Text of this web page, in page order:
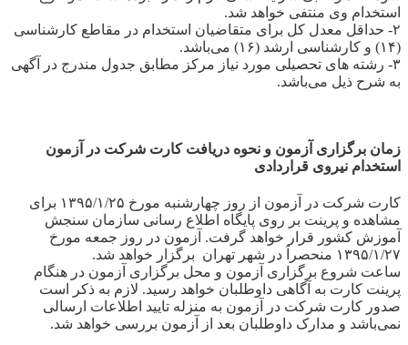
استخدام وی منتفی خواهد شد.
۲- حداقل معدل کل برای متقاضیان استخدام در مقاطع کارشناسی
(۱۴) و کارشناسی ارشد (۱۶) می‌باشد.
۳- رشته های تحصیلی مورد نیاز مرکز مطابق جدول مندرج در آگهی
به شرح ذیل می‌باشد.
زمان برگزاری آزمون و نحوه دریافت کارت شرکت در آزمون
استخدام نیروی قراردادی
کارت شرکت در آزمون از روز چهارشنبه مورخ ۱۳۹۵/۱/۲۵ برای
مشاهده و پرینت بر روی پایگاه اطلاع رسانی سازمان سنجش
آموزش کشور قرار خواهد گرفت. آزمون در روز جمعه مورخ
۱۳۹۵/۱/۲۷ منحصراَ در شهر تهران برگزار خواهد شد.
ساعت شروع برگزاری آزمون و محل برگزاری آزمون در هنگام
پرینت کارت به آگاهی داوطلبان خواهد رسید. لازم به ذکر است
صدور کارت شرکت در آزمون به منزله تایید اطلاعات ارسالی
نمی‌باشد و مدارک داوطلبان بعد از آزمون بررسی خواهد شد.